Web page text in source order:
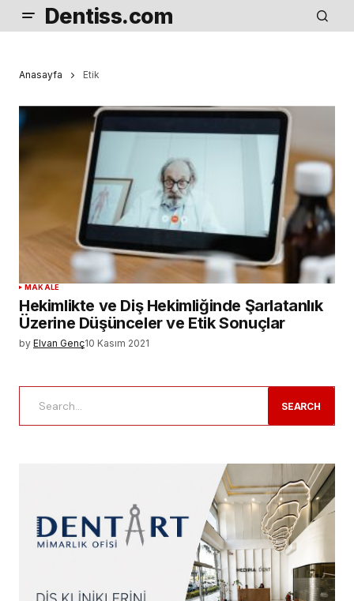
Dentiss.com
Anasayfa Etik
MAKALE
Hekimlikte ve Diş Hekimliğinde Şarlatanlık
Üzerine Düşünceler ve Etik Sonuçlar
by Elvan Genç10 Kasım 2021
SEARCH